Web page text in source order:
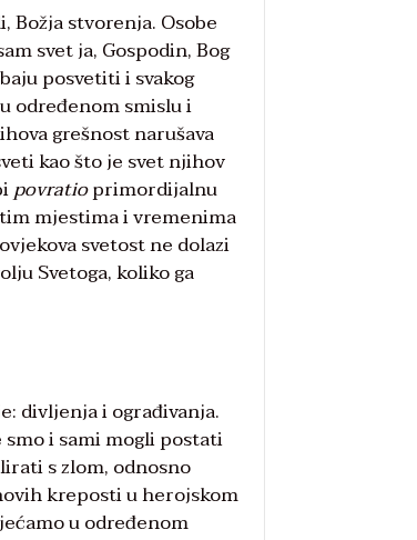
Božja stvorenja. Osobe
svet ja, Gospodin, Bog
posvetiti i svakog
određenom smislu i
grešnost narušava
kao što je svet njihov
povratioprimordijalnu
mjestima i vremenima
svetost ne dolazi
Svetoga, koliko ga
divljenja i ograđivanja.
smo i sami mogli postati
s zlom, odnosno
kreposti u herojskom
u određenom